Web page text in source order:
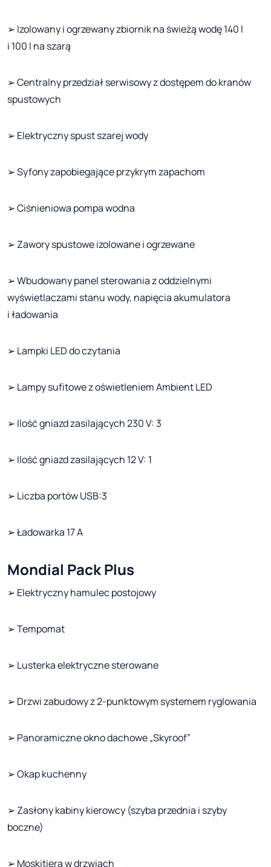
➢ Izolowany i ogrzewany zbiornik na świeżą wodę 140 l
i 100 l na szarą
➢ Centralny przedział serwisowy z dostępem do kranów
spustowych
➢ Elektryczny spust szarej wody
➢ Syfony zapobiegające przykrym zapachom
➢ Ciśnieniowa pompa wodna
➢ Zawory spustowe izolowane i ogrzewane
➢ Wbudowany panel sterowania z oddzielnymi
wyświetlaczami stanu wody, napięcia akumulatora
i ładowania
➢ Lampki LED do czytania
➢ Lampy sufitowe z oświetleniem Ambient LED
➢ Ilość gniazd zasilających 230 V: 3
➢ Ilość gniazd zasilających 12 V: 1
➢ Liczba portów USB:3
➢ Ładowarka 17 A
Mondial Pack Plus
➢ Elektryczny hamulec postojowy
➢ Tempomat
➢ Lusterka elektryczne sterowane
➢ Drzwi zabudowy z 2-punktowym systemem ryglowania
➢ Panoramiczne okno dachowe „Skyroof”
➢ Okap kuchenny
➢ Zasłony kabiny kierowcy (szyba przednia i szyby
boczne)
➢ Moskitiera w drzwiach